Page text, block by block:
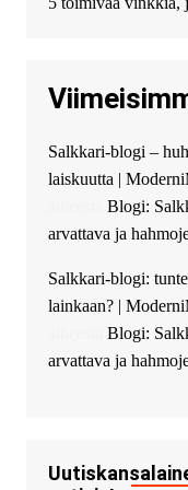
guest_4889 :Cmon
The Admin: High
successfully
Ajax Chat.
Salkkari-blogi –
laiskuutta |
Blogi:
arvattava ja
Salkkari-blogi:
lainkaan? |
Blogi:
arvattava ja